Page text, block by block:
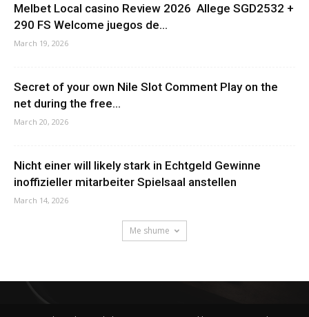
Melbet Local casino Review 2026 ️ Allege SGD2532 +
290 FS Welcome juegos de...
March 19, 2026
Secret of your own Nile Slot Comment Play on the
net during the free...
March 20, 2026
Nicht einer will likely stark in Echtgeld Gewinne
inoffizieller mitarbeiter Spielsaal anstellen
March 14, 2026
Me shume